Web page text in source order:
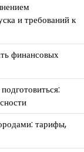
и требований к
финансовых
тарифы,